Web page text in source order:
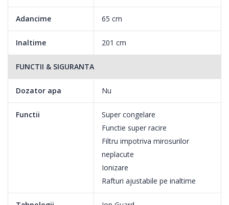
ILUMINARE COLOANA LED
Adancime 65 cm
Inaltime 201 cm
FUNCTII & SIGURANTA
Dozator apa Nu
Functii
Super congelare
Functie super racire
Filtru impotriva mirosurilor
neplacute
Ionizare
Rafturi ajustabile pe inaltime